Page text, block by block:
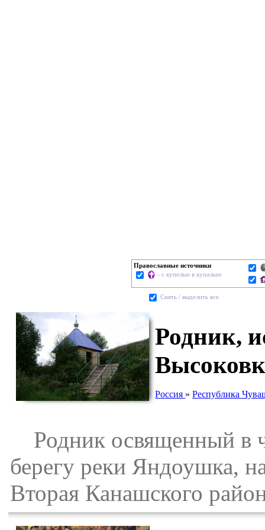
Православные источники
- с купелью в купальне
Cнять / выделить все
Родник,
Россия »Республика
Родник освященный в
берегу реки Яндоушка,
Вторая Канашского